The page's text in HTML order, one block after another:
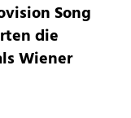
Song
die
Wiener